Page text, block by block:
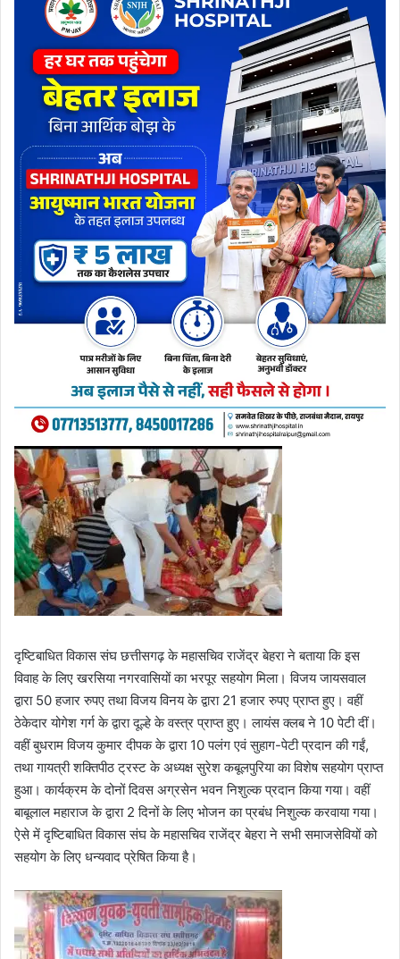
दृष्टिबाधित विकास संघ छत्तीसगढ़ के महासचिव राजेंद्र बेहरा ने बताया कि इस
विवाह के लिए खरसिया नगरवासियों का भरपूर सहयोग मिला। विजय जायसवाल
द्वारा 50 हजार रुपए तथा विजय विनय के द्वारा 21 हजार रुपए प्राप्त हुए। वहीं
ठेकेदार योगेश गर्ग के द्वारा दूल्हे के वस्त्र प्राप्त हुए। लायंस क्लब ने 10 पेटी दीं।
वहीं बुधराम विजय कुमार दीपक के द्वारा 10 पलंग एवं सुहाग-पेटी प्रदान की गईं,
तथा गायत्री शक्तिपीठ ट्रस्ट के अध्यक्ष सुरेश कबूलपुरिया का विशेष सहयोग प्राप्त
हुआ। कार्यक्रम के दोनों दिवस अग्रसेन भवन निशुल्क प्रदान किया गया। वहीं
बाबूलाल महाराज के द्वारा 2 दिनों के लिए भोजन का प्रबंध निशुल्क करवाया गया।
ऐसे में दृष्टिबाधित विकास संघ के महासचिव राजेंद्र बेहरा ने सभी समाजसेवियों को
सहयोग के लिए धन्यवाद प्रेषित किया है।